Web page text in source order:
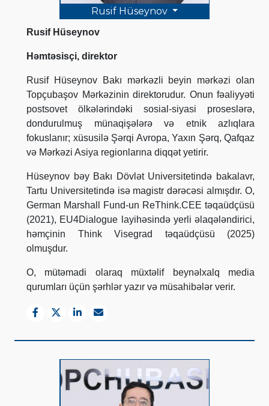
Rusif Hüseynov
Rusif Hüseynov
Həmtəsisçi, direktor
Rusif Hüseynov Bakı mərkəzli beyin mərkəzi olan
Topçubaşov Mərkəzinin direktorudur. Onun fəaliyyəti
postsovet ölkələrindəki sosial-siyasi proseslərə,
dondurulmuş münaqişələrə və etnik azlıqlara
fokuslanır; xüsusilə Şərqi Avropa, Yaxın Şərq, Qafqaz
və Mərkəzi Asiya regionlarına diqqət yetirir.
Hüseynov bəy Bakı Dövlət Universitetində bakalavr,
Tartu Universitetində isə magistr dərəcəsi almışdır. O,
German Marshall Fund-un ReThink.CEE təqaüdçüsü
(2021), EU4Dialogue layihəsində yerli əlaqələndirici,
həmçinin Think Visegrad təqaüdçüsü (2025)
olmuşdur.
O, mütəmadi olaraq müxtəlif beynəlxalq media
qurumları üçün şərhlər yazır və müsahibələr verir.